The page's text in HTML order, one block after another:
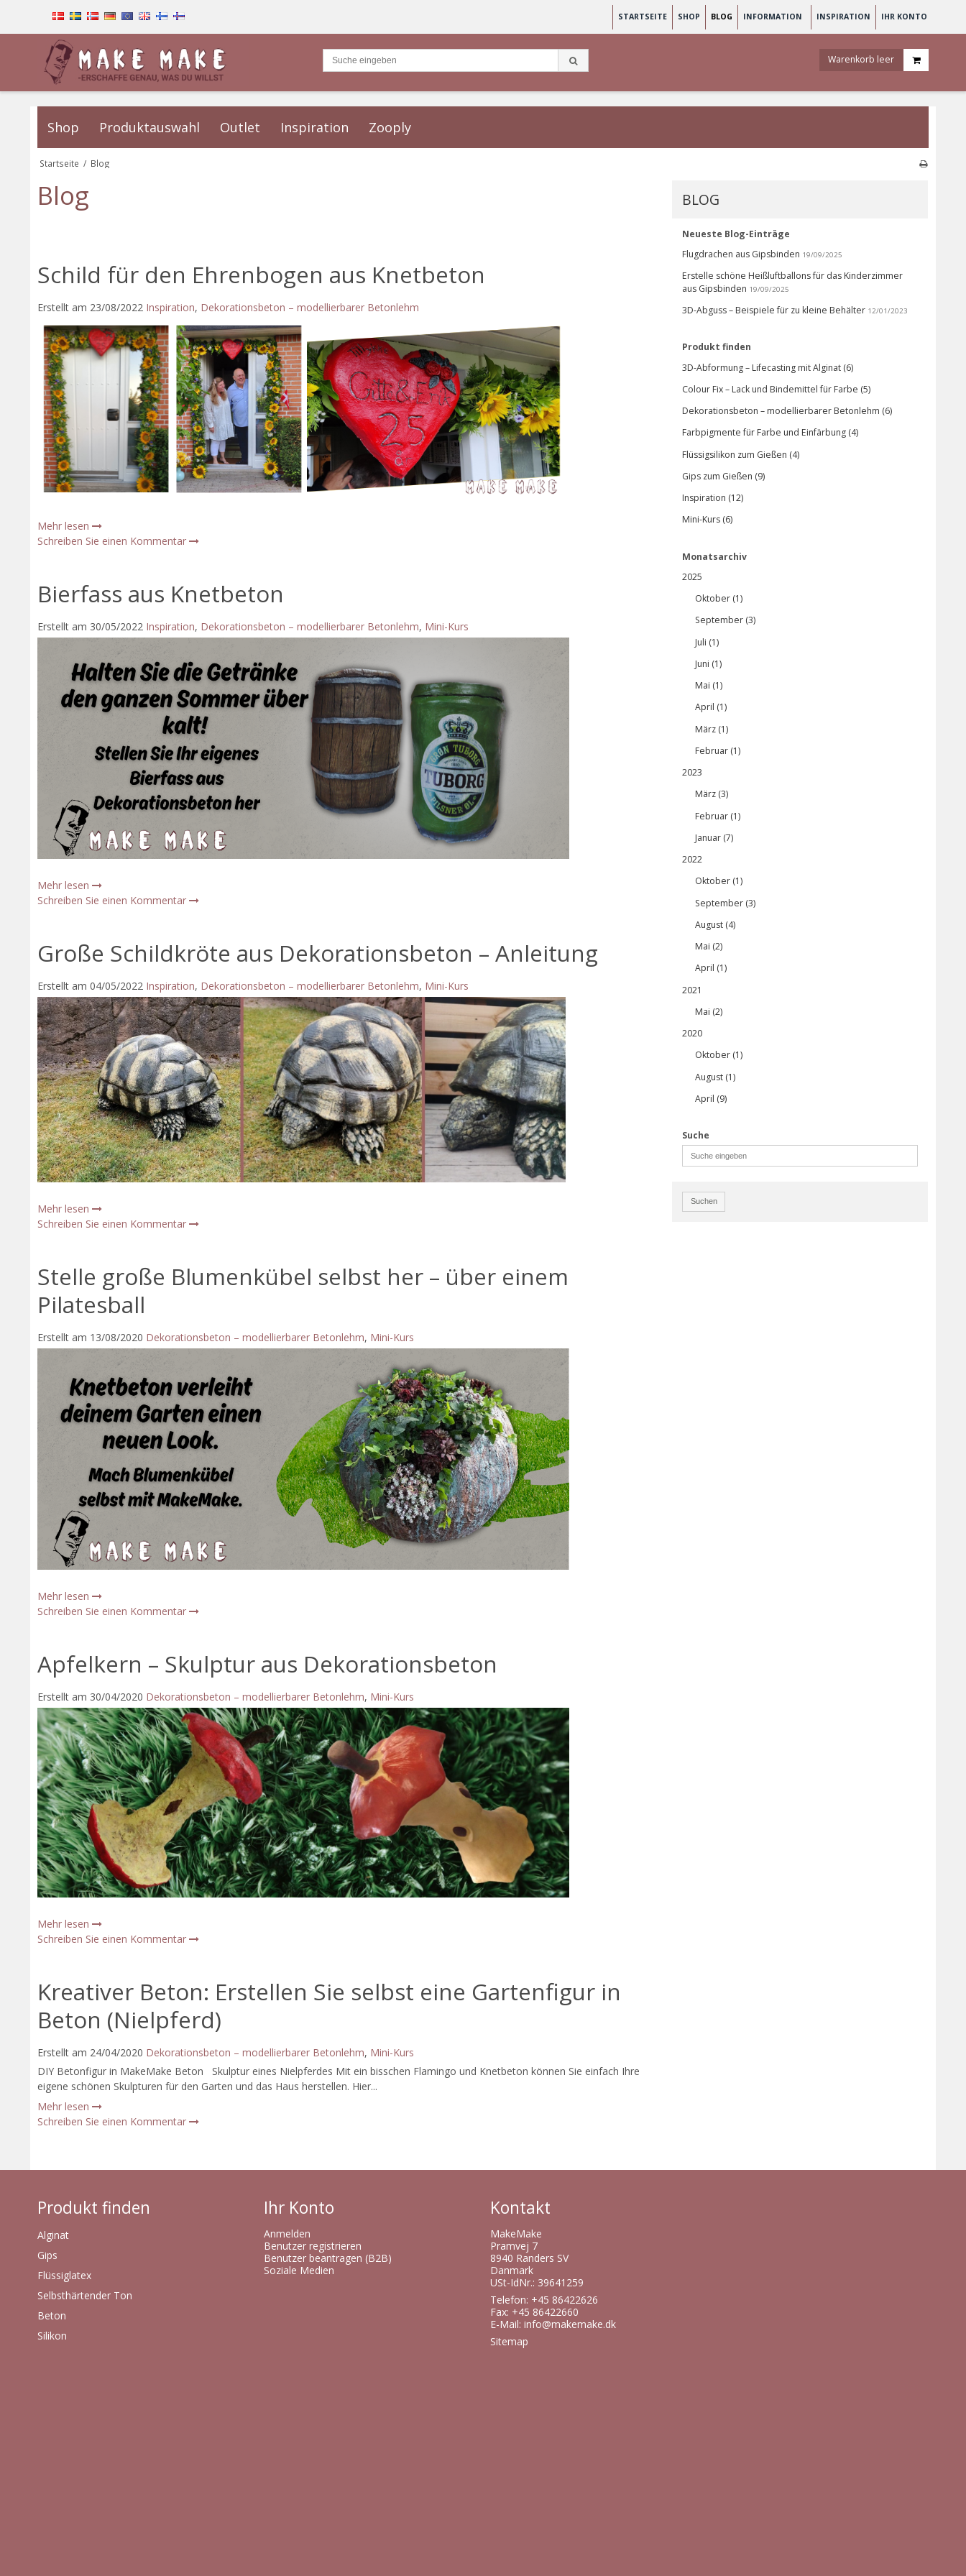
STARTSEITE SHOP BLOG INFORMATION INSPIRATION IHR KONTO
Warenkorb leer
Shop Produktauswahl Outlet Inspiration Zooply
Startseite / Blog
Blog
Schild für den Ehrenbogen aus Knetbeton
Erstellt am 23/08/2022 Inspiration, Dekorationsbeton – modellierbarer Betonlehm
Mehr lesen
Schreiben Sie einen Kommentar
Bierfass aus Knetbeton
Erstellt am 30/05/2022 Inspiration, Dekorationsbeton – modellierbarer Betonlehm, Mini-Kurs
Mehr lesen
Schreiben Sie einen Kommentar
Große Schildkröte aus Dekorationsbeton – Anleitung
Erstellt am 04/05/2022 Inspiration, Dekorationsbeton – modellierbarer Betonlehm, Mini-Kurs
Mehr lesen
Schreiben Sie einen Kommentar
Stelle große Blumenkübel selbst her – über einem
Pilatesball
Erstellt am 13/08/2020 Dekorationsbeton – modellierbarer Betonlehm, Mini-Kurs
Mehr lesen
Schreiben Sie einen Kommentar
Apfelkern – Skulptur aus Dekorationsbeton
Erstellt am 30/04/2020 Dekorationsbeton – modellierbarer Betonlehm, Mini-Kurs
Mehr lesen
Schreiben Sie einen Kommentar
Kreativer Beton: Erstellen Sie selbst eine Gartenfigur in
Beton (Nielpferd)
Erstellt am 24/04/2020 Dekorationsbeton – modellierbarer Betonlehm, Mini-Kurs
DIY Betonfigur in MakeMake Beton Skulptur eines Nielpferdes Mit ein bisschen Flamingo und Knetbeton können Sie einfach Ihre
eigene schönen Skulpturen für den Garten und das Haus herstellen. Hier...
Mehr lesen
Schreiben Sie einen Kommentar
BLOG
Neueste Blog-Einträge
Flugdrachen aus Gipsbinden 19/09/2025
Erstelle schöne Heißluftballons für das Kinderzimmer
aus Gipsbinden 19/09/2025
3D-Abguss – Beispiele für zu kleine Behälter 12/01/2023
Produkt finden
3D-Abformung – Lifecasting mit Alginat (6)
Colour Fix – Lack und Bindemittel für Farbe (5)
Dekorationsbeton – modellierbarer Betonlehm (6)
Farbpigmente für Farbe und Einfärbung (4)
Flüssigsilikon zum Gießen (4)
Gips zum Gießen (9)
Inspiration (12)
Mini-Kurs (6)
Monatsarchiv
2025
Oktober (1)
September (3)
Juli (1)
Juni (1)
Mai (1)
April (1)
März (1)
Februar (1)
2023
März (3)
Februar (1)
Januar (7)
2022
Oktober (1)
September (3)
August (4)
Mai (2)
April (1)
2021
Mai (2)
2020
Oktober (1)
August (1)
April (9)
Suche
Suchen
Produkt finden
Alginat
Gips
Flüssiglatex
Selbsthärtender Ton
Beton
Silikon
Ihr Konto
Anmelden
Benutzer registrieren
Benutzer beantragen (B2B)
Soziale Medien
Kontakt
MakeMake
Pramvej 7
8940 Randers SV
Danmark
USt-IdNr.: 39641259
Telefon: +45 86422626
Fax: +45 86422660
E-Mail: info@makemake.dk
Sitemap